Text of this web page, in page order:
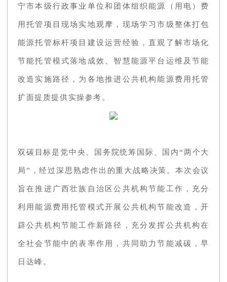
宁市本级行政事业单位和团体组织能源（用电）费
用托管项目现场实地观摩，现场学习市级整体打包
能源托管标杆项目建设运营经验，直观了解市场化
节能托管模式落地成效、智慧能源平台运维及节能
改造实施路径，为各地推进公共机构能源费用托管
扩面提质提供实操参考。
双碳目标是党中央、国务院统筹国际、国内“两个大
局”，经过深思熟虑作出的重大战略决策。本次会议
旨在推进广西壮族自治区公共机构节能工作，充分
利用能源费用托管模式开展公共机构节能改造，开
辟公共机构节能工作新路径，充分发挥公共机构在
全社会节能中的表率作用，共同助力节能减碳，早
日达峰。